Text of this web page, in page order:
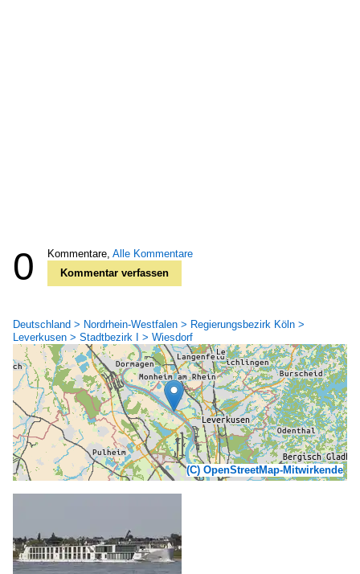
0 Kommentare, Alle Kommentare
Kommentar verfassen
Deutschland > Nordrhein-Westfalen > Regierungsbezirk Köln >
Leverkusen > Stadtbezirk I > Wiesdorf
(C) OpenStreetMap-Mitwirkende